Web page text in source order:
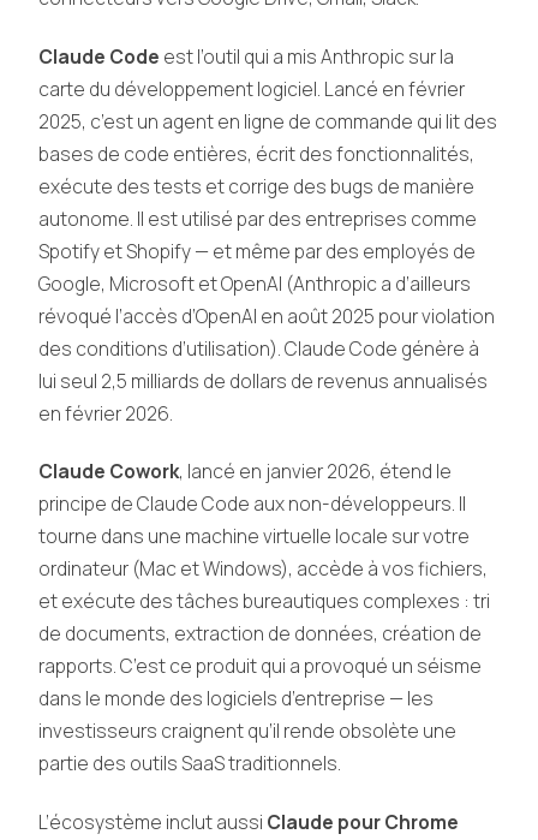
Claude Code est l’outil qui a mis Anthropic sur la
carte du développement logiciel. Lancé en février
2025, c’est un agent en ligne de commande qui lit des
bases de code entières, écrit des fonctionnalités,
exécute des tests et corrige des bugs de manière
autonome. Il est utilisé par des entreprises comme
Spotify et Shopify — et même par des employés de
Google, Microsoft et OpenAI (Anthropic a d’ailleurs
révoqué l’accès d’OpenAI en août 2025 pour violation
des conditions d’utilisation). Claude Code génère à
lui seul 2,5 milliards de dollars de revenus annualisés
en février 2026.
Claude Cowork, lancé en janvier 2026, étend le
principe de Claude Code aux non-développeurs. Il
tourne dans une machine virtuelle locale sur votre
ordinateur (Mac et Windows), accède à vos fichiers,
et exécute des tâches bureautiques complexes : tri
de documents, extraction de données, création de
rapports. C’est ce produit qui a provoqué un séisme
dans le monde des logiciels d’entreprise — les
investisseurs craignent qu’il rende obsolète une
partie des outils SaaS traditionnels.
L’écosystème inclut aussi Claude pour Chrome